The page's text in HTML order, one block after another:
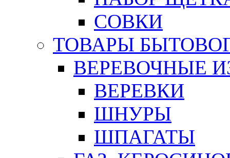
СОВКИ
ТОВАРЫ
ВЕРЕВОЧНЫЕ
ВЕРЕВКИ
ШНУРЫ
ШПАГАТЫ